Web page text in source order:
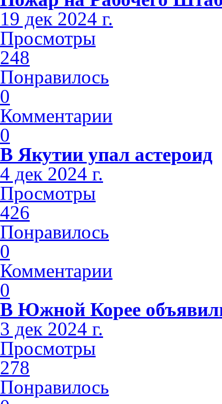
19 дек 2024 г.
Просмотры
248
Понравилось
0
Комментарии
0
В Якутии упал астероид
4 дек 2024 г.
Просмотры
426
Понравилось
0
Комментарии
0
В Южной Корее
3 дек 2024 г.
Просмотры
278
Понравилось